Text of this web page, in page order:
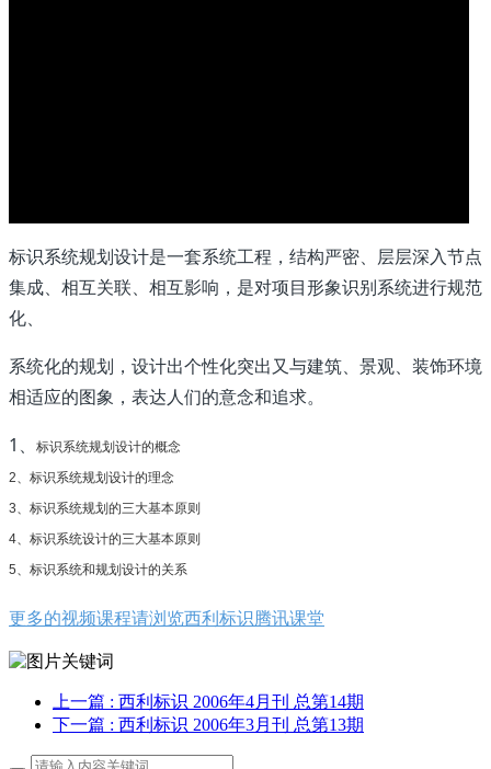
标识系统规划设计是一套系统工程，结构严密、层层深入节点
集成、相互关联、相互影响，是对项目形象识别系统进行规范
化、
系统化的规划，设计出个性化突出又与建筑、景观、装饰环境
相适应的图象，表达人们的意念和追求。
1、
标识系统规划设计的概念
2、标识系统规划设计的理念
3、标识系统规划的三大基本原则
4、标识系统设计的三大基本原则
5、标识系统和规划设计的关系
更多的视频课程请浏览西利标识腾讯课堂
上一篇 : 西利标识 2006年4月刊 总第14期
下一篇 : 西利标识 2006年3月刊 总第13期